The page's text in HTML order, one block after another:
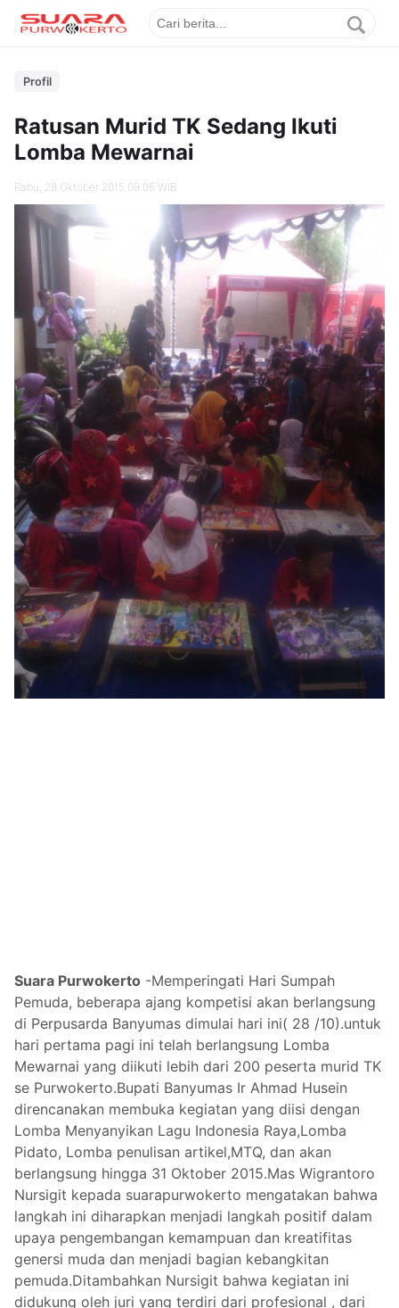
Profil
Ratusan Murid TK Sedang Ikuti
Lomba Mewarnai
Rabu, 28 Oktober 2015 09.05 WIB
Suara Purwokerto -Memperingati Hari Sumpah
Pemuda, beberapa ajang kompetisi akan berlangsung
di Perpusarda Banyumas dimulai hari ini( 28 /10).untuk
hari pertama pagi ini telah berlangsung Lomba
Mewarnai yang diikuti lebih dari 200 peserta murid TK
se Purwokerto.Bupati Banyumas Ir Ahmad Husein
direncanakan membuka kegiatan yang diisi dengan
Lomba Menyanyikan Lagu Indonesia Raya,Lomba
Pidato, Lomba penulisan artikel,MTQ, dan akan
berlangsung hingga 31 Oktober 2015.Mas Wigrantoro
Nursigit kepada suarapurwokerto mengatakan bahwa
langkah ini diharapkan menjadi langkah positif dalam
upaya pengembangan kemampuan dan kreatifitas
genersi muda dan menjadi bagian kebangkitan
pemuda.Ditambahkan Nursigit bahwa kegiatan ini
didukung oleh juri yang terdiri dari profesional , dari